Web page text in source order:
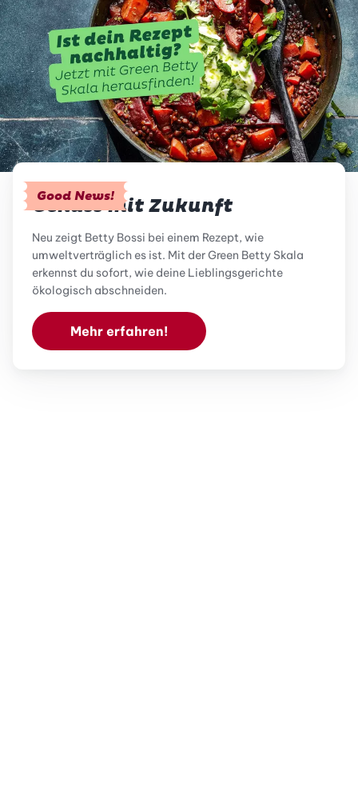
Good News!
Genuss mit Zukunft
Neu zeigt Betty Bossi bei einem Rezept, wie
umweltverträglich es ist. Mit der Green Betty Skala
erkennst du sofort, wie deine Lieblingsgerichte
ökologisch abschneiden.
Mehr erfahren!